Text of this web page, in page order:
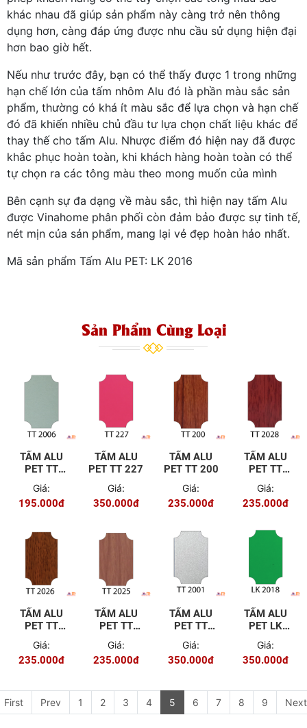
khác nhau đã giúp sản phẩm này càng trở nên thông
dụng hơn, càng đáp ứng được nhu cầu sử dụng hiện đại
hơn bao giờ hết.
Nếu như trước đây, bạn có thể thấy được 1 trong những
hạn chế lớn của tấm nhôm Alu đó là phần màu sắc sản
phẩm, thường có khá ít màu sắc để lựa chọn và hạn chế
đó đã khiến nhiều chủ đầu tư lựa chọn chất liệu khác để
thay thế cho tấm Alu. Nhược điểm đó hiện nay đã được
khắc phục hoàn toàn, khi khách hàng hoàn toàn có thể
tự chọn ra các tông màu theo mong muốn của mình
Bên cạnh sự đa dạng về màu sắc, thì hiện nay tấm Alu
được Vinahome phân phối còn đảm bảo được sự tinh tế,
nét mịn của sản phẩm, mang lại vẻ đẹp hoàn hảo nhất.
Mã sản phẩm Tấm Alu PET: LK 2016
Sản Phẩm Cùng Loại
TẤM ALU
PET TT
2006
Giá:
195.000đ
TẤM ALU
PET TT 227
Giá:
350.000đ
TẤM ALU
PET TT 200
Giá:
235.000đ
TẤM ALU
PET TT
2028
Giá:
235.000đ
TẤM ALU
PET TT
2026
Giá:
235.000đ
TẤM ALU
PET TT
2025
Giá:
235.000đ
TẤM ALU
PET TT
2001
Giá:
350.000đ
TẤM ALU
PET LK
2018
Giá:
350.000đ
First Prev 1 2 3 4 5 6 7 8 9 Next